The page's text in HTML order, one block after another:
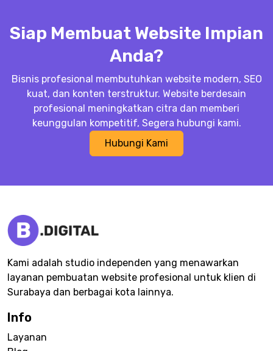
Siap Membuat Website Impian
Anda?
Bisnis profesional membutuhkan website modern, SEO
kuat, dan konten terstruktur. Website berdesain
profesional meningkatkan citra dan memberi
keunggulan kompetitif, Segera hubungi kami.
Hubungi Kami
Kami adalah studio independen yang menawarkan
layanan pembuatan website profesional untuk klien di
Surabaya dan berbagai kota lainnya.
Info
Layanan